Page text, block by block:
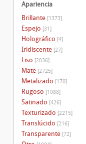
Apariencia
Brillante [1373]
Espejo [31]
Holográfico [4]
Iridiscente [27]
Liso [2036]
Mate [2725]
Metalizado [170]
Rugoso [1088]
Satinado [426]
Texturizado [2215]
Translúcido [216]
Transparente [72]